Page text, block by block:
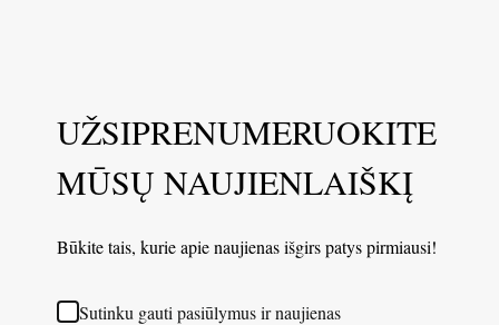
UŽSIPRENUMERUOKITE
MŪSŲ NAUJIENLAIŠKĮ
Būkite tais, kurie apie naujienas išgirs patys pirmiausi!
Sutinku gauti pasiūlymus ir naujienas